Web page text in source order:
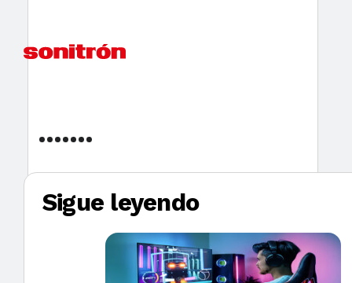
Sigue leyendo